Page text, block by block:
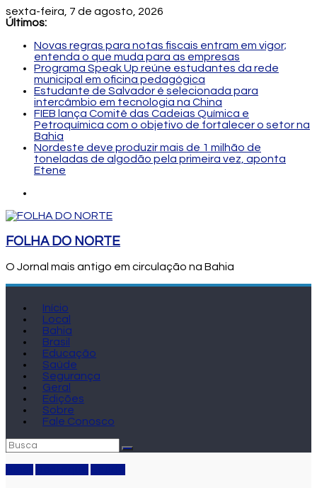
sexta-feira, 7 de agosto, 2026
Últimos:
Novas regras para notas fiscais entram em vigor;
entenda o que muda para as empresas
Programa Speak Up reúne estudantes da rede
municipal em oficina pedagógica
Estudante de Salvador é selecionada para
intercâmbio em tecnologia na China
FIEB lança Comitê das Cadeias Química e
Petroquímica com o objetivo de fortalecer o setor na
Bahia
Nordeste deve produzir mais de 1 milhão de
toneladas de algodão pela primeira vez, aponta
Etene
FOLHA DO NORTE
O Jornal mais antigo em circulação na Bahia
Início
Local
Bahia
Brasil
Educação
Saúde
Segurança
Geral
Edições
Sobre
Fale Conosco